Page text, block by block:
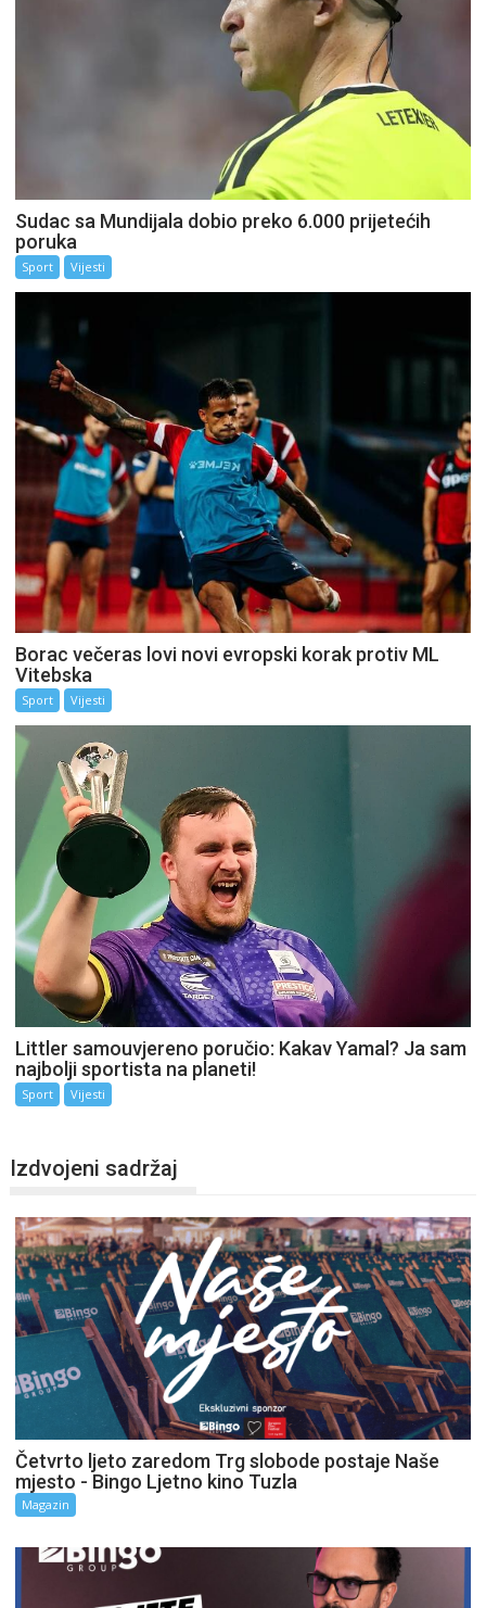
Sudac sa Mundijala dobio preko 6.000 prijetećih
poruka
Sport Vijesti
Borac večeras lovi novi evropski korak protiv ML
Vitebska
Sport Vijesti
Littler samouvjereno poručio: Kakav Yamal? Ja sam
najbolji sportista na planeti!
Sport Vijesti
Izdvojeni sadržaj
Četvrto ljeto zaredom Trg slobode postaje Naše
mjesto - Bingo Ljetno kino Tuzla
Magazin